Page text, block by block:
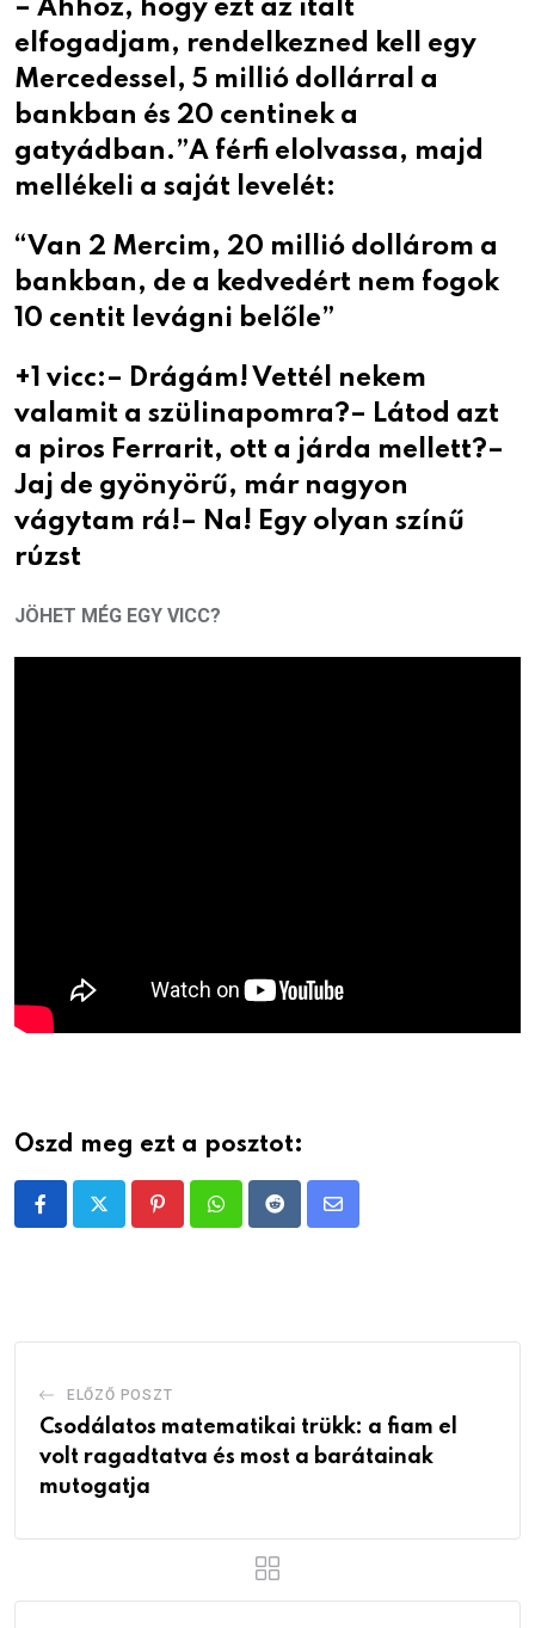
– Ahhoz, hogy ezt az italt
elfogadjam, rendelkezned kell egy
Mercedessel, 5 millió dollárral a
bankban és 20 centinek a
gatyádban.”A férfi elolvassa, majd
mellékeli a saját levelét:
“Van 2 Mercim, 20 millió dollárom a
bankban, de a kedvedért nem fogok
10 centit levágni belőle”
+1 vicc:– Drágám! Vettél nekem
valamit a szülinapomra?– Látod azt
a piros Ferrarit, ott a járda mellett?–
Jaj de gyönyörű, már nagyon
vágytam rá!– Na! Egy olyan színű
rúzst
JÖHET MÉG EGY VICC?
Oszd meg ezt a posztot:
PinterestWhatsappRedditShare
ELŐZŐ POSZT
Csodálatos matematikai trükk: a fiam el
volt ragadtatva és most a barátainak
mutogatja